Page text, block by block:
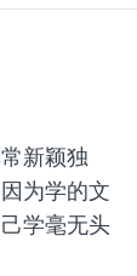
新颖独
为学的文
学毫无头
，逻辑框